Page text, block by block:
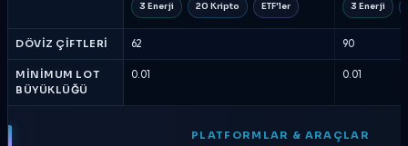
3 Enerji 20 Kripto ETF'ler 3 Enerji
DÖVIZ ÇIFTLERI 62 90
MINIMUM LOT
BÜYÜKLÜĞÜ
0.01 0.01
PLATFORMLAR & ARAÇLAR